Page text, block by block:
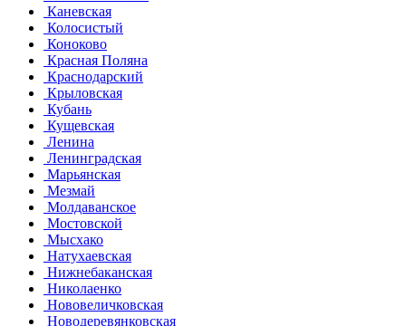
Каневская
Колосистый
Коноково
Красная Поляна
Краснодарский
Крыловская
Кубань
Кущевская
Ленина
Ленинградская
Марьянская
Мезмай
Молдаванское
Мостовской
Мысхако
Натухаевская
Нижнебаканская
Николаенко
Нововеличковская
Новодеревянковская